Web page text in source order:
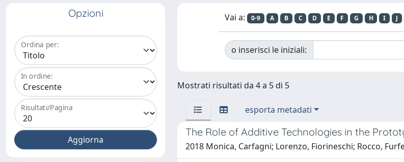
Opzioni
Ordina per:
In ordine:
Risultati/Pagina
Vai a: 0-9 A B C D E F G H I J
o inserisci le iniziali:
Mostrati risultati da 4 a 5 di 5
esporta metadati
The Role of Additive Technologies in the
2018 Monica, Carfagni; Lorenzo, Fiorineschi; Rocco,